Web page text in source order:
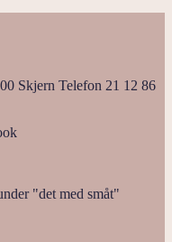
Skjern Telefon 21 12 86
"det med småt"